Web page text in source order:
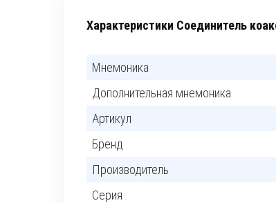
Характеристики Соединитель
Мнемоника
Дополнительная мнемоника
Артикул
Бренд
Производитель
Серия